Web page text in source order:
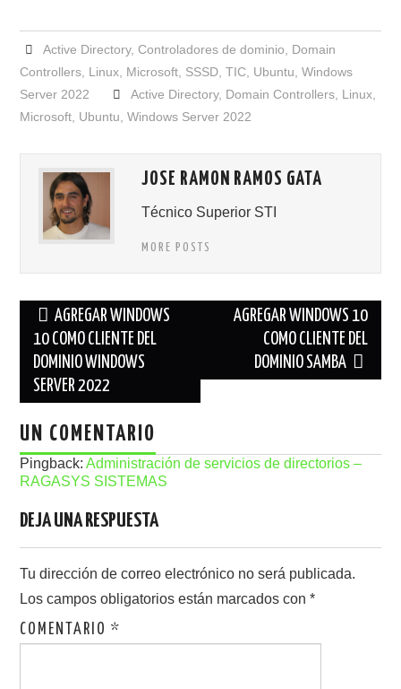
Active Directory, Controladores de dominio, Domain
Controllers, Linux, Microsoft, SSSD,TIC, Ubuntu,Windows
Server 2022
Active Directory, Domain Controllers, Linux,
Microsoft, Ubuntu,Windows Server 2022
JOSE RAMON RAMOS GATA
Técnico Superior STI
MORE POSTS
Navegación
de
entradas
AGREGAR WINDOWS
10 COMO CLIENTE DEL
DOMINIO WINDOWS
SERVER 2022
AGREGAR WINDOWS 10
COMO CLIENTE DEL
DOMINIO SAMBA
UN COMENTARIO
Pingback:Administración de servicios de directorios –
RAGASYS SISTEMAS
DEJA UNA RESPUESTA
Tu dirección de correo electrónico no será publicada.
Los campos obligatorios están marcados con*
COMENTARIO*